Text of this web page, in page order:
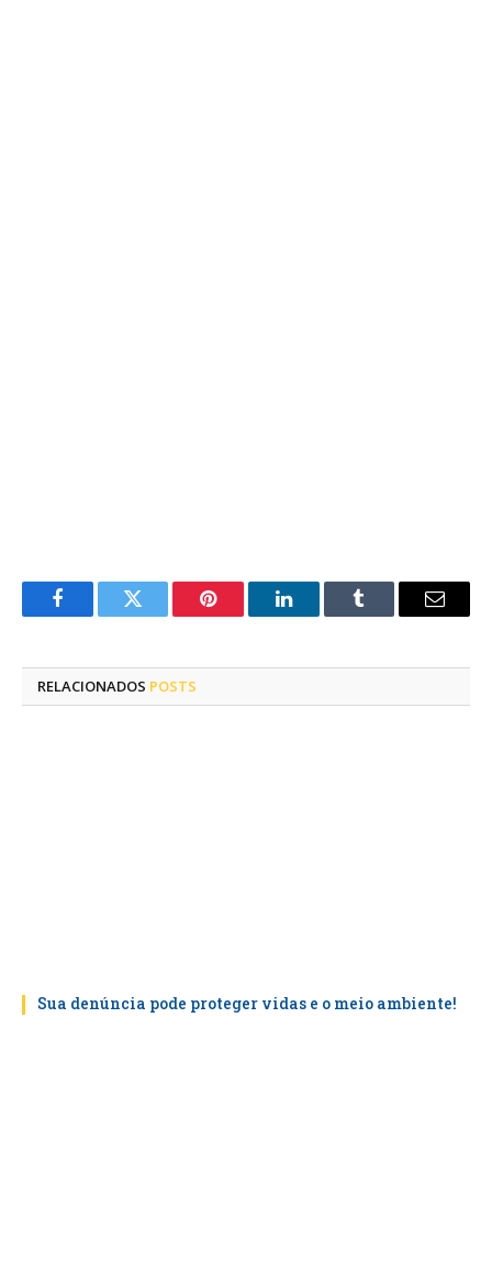
FacebookTwitter Pinterest LinkedInTumblr
E-
RELACIONADOS POSTS
Sua denúncia pode proteger vidas e o meio ambiente!